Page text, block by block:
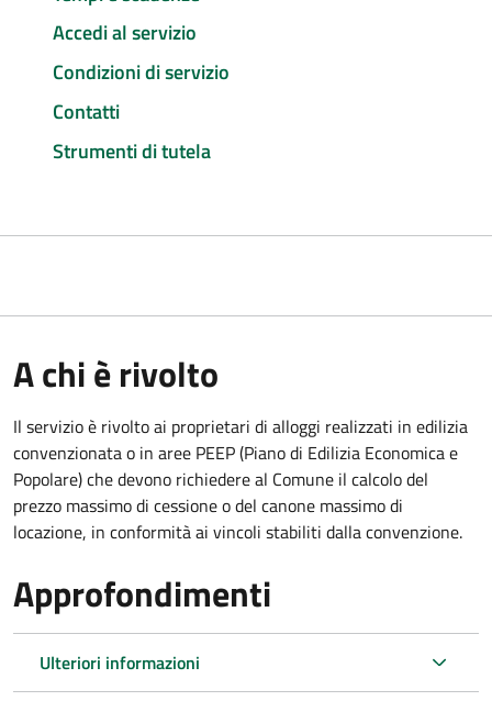
Accedi al servizio
Condizioni di servizio
Contatti
Strumenti di tutela
A chi è rivolto
Il servizio è rivolto ai proprietari di alloggi realizzati in edilizia
convenzionata o in aree PEEP (Piano di Edilizia Economica e
Popolare) che devono richiedere al Comune il calcolo del
prezzo massimo di cessione o del canone massimo di
locazione, in conformità ai vincoli stabiliti dalla convenzione.
Approfondimenti
Ulteriori informazioni